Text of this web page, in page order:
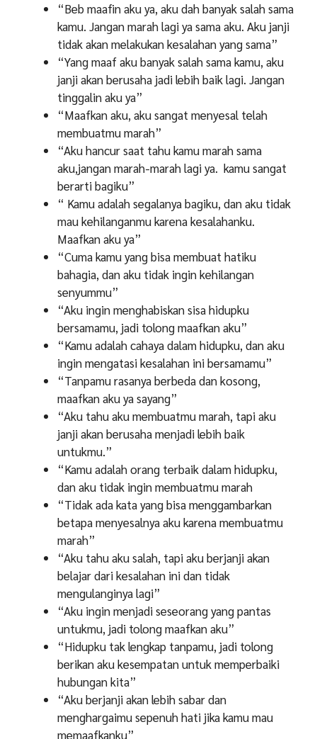
“Beb maafin aku ya, aku dah banyak salah sama
kamu. Jangan marah lagi ya sama aku. Aku janji
tidak akan melakukan kesalahan yang sama”
“Yang maaf aku banyak salah sama kamu, aku
janji akan berusaha jadi lebih baik lagi. Jangan
tinggalin aku ya”
“Maafkan aku, aku sangat menyesal telah
membuatmu marah”
“Aku hancur saat tahu kamu marah sama
aku,jangan marah-marah lagi ya. kamu sangat
berarti bagiku”
“ Kamu adalah segalanya bagiku, dan aku tidak
mau kehilanganmu karena kesalahanku.
Maafkan aku ya”
“Cuma kamu yang bisa membuat hatiku
bahagia, dan aku tidak ingin kehilangan
senyummu”
“Aku ingin menghabiskan sisa hidupku
bersamamu, jadi tolong maafkan aku”
“Kamu adalah cahaya dalam hidupku, dan aku
ingin mengatasi kesalahan ini bersamamu”
“Tanpamu rasanya berbeda dan kosong,
maafkan aku ya sayang”
“Aku tahu aku membuatmu marah, tapi aku
janji akan berusaha menjadi lebih baik
untukmu.”
“Kamu adalah orang terbaik dalam hidupku,
dan aku tidak ingin membuatmu marah
“Tidak ada kata yang bisa menggambarkan
betapa menyesalnya aku karena membuatmu
marah”
“Aku tahu aku salah, tapi aku berjanji akan
belajar dari kesalahan ini dan tidak
mengulanginya lagi”
“Aku ingin menjadi seseorang yang pantas
untukmu, jadi tolong maafkan aku”
“Hidupku tak lengkap tanpamu, jadi tolong
berikan aku kesempatan untuk memperbaiki
hubungan kita”
“Aku berjanji akan lebih sabar dan
menghargaimu sepenuh hati jika kamu mau
memaafkanku”